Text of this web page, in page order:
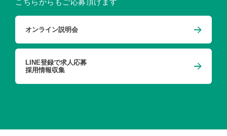
こちらからもご応募頂けます
オンライン説明会
LINE登録で求人応募
採用情報収集